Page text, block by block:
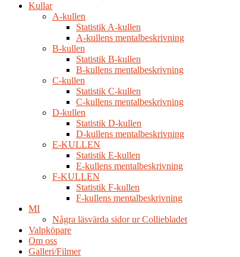
Kullar
A-kullen
Statistik A-kullen
A-kullens mentalbeskrivning
B-kullen
Statistik B-kullen
B-kullens mentalbeskrivning
C-kullen
Statistik C-kullen
C-kullens mentalbeskrivning
D-kullen
Statistik D-kullen
D-kullens mentalbeskrivning
E-KULLEN
Statistik E-kullen
E-kullens mentalbeskrivning
F-KULLEN
Statistik F-kullen
F-kullens mentalbeskrivning
MI
Några läsvärda sidor ur Colliebladet
Valpköpare
Om oss
Galleri/Filmer